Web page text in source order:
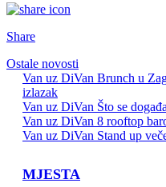
Share
Ostale novosti
Van uz DiVan Brunch u
izlazak
Van uz DiVan Što se
Van uz DiVan 8 rooftop
Van uz DiVan Stand up
MJESTA